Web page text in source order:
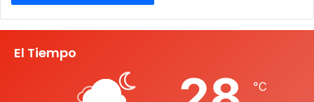
El Tiempo
℃